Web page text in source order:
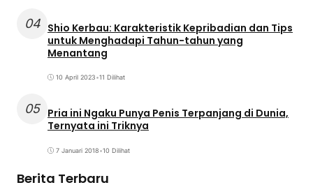
04 Shio Kerbau: Karakteristik Kepribadian dan Tips
untuk Menghadapi Tahun-tahun yang
Menantang
10 April 2023•11 Dilihat
05 Pria ini Ngaku Punya Penis Terpanjang di Dunia,
Ternyata ini Triknya
7 Januari 2018•10 Dilihat
Berita Terbaru